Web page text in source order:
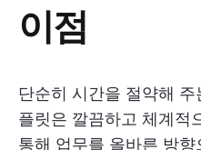
이점
단순히 시간을 절약해
플릿은 깔끔하고 체계적
통해 업무를 올바른 방